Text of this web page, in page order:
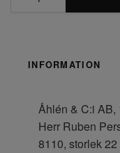
INFORMATION
Åhlén & C:i AB,
Herr Ruben
8110, storlek